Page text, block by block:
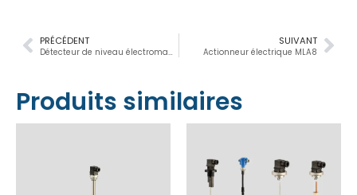
SUIVANT
Actionneur électrique MLA8
PRÉCÉDENT
Produits similaires